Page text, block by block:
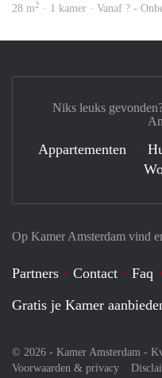
28 m2 · 1 kamer · Vanaf ? -
Op Kamer Amsterdam vind
Partners Contact Faq
Gratis je Kamer
© 2026 - Kamer Amsterdam -
Voorwaarden & privacy
Niks leuks
Appartementen